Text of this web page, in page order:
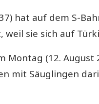
hat auf dem S-
weil sie sich auf
Montag (12.
mit Säuglingen